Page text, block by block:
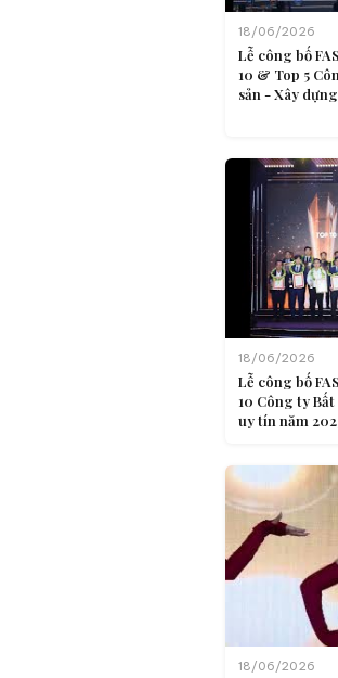
18/06/2026
Lễ công bố
10 & Top 5
sản - Xây
18/06/2026
Lễ công bố
10 Công ty
uy tín năm
18/06/2026